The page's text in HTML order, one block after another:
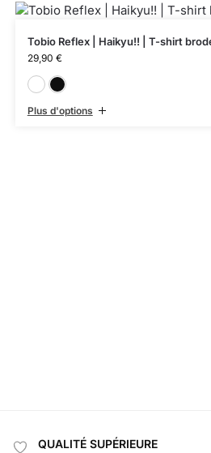
Tobio Reflex | Haikyu!! | T-shirt
29,90 €
Plus d'options
QUALITÉ SUPÉRIEURE